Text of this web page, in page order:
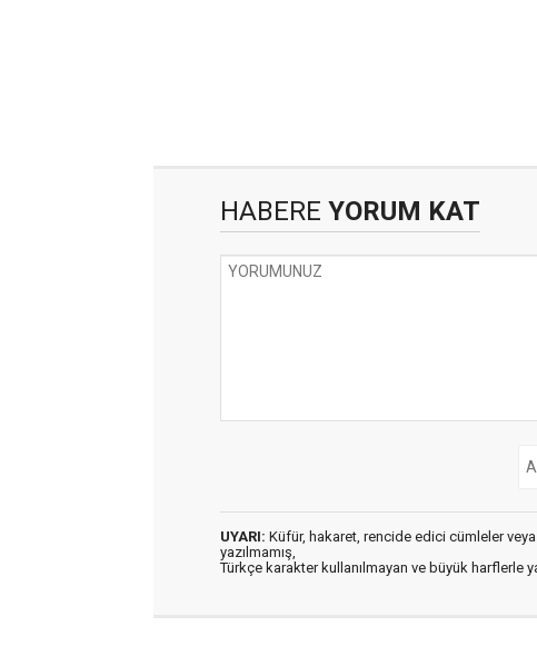
HABERE YORUM KAT
UYARI: Küfür, hakaret, rencide edici cümleler
yazılmamış,
Türkçe karakter kullanılmayan ve büyük harflerle